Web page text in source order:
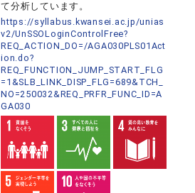
て分析しています。
https://syllabus.kwansei.ac.jp/unias
v2/UnSSOLoginControlFree?
REQ_ACTION_DO=/AGA030PLS01Act
ion.do?
REQ_FUNCTION_JUMP_START_FLG
=1&SLB_LINK_DISP_FLG=689&TCH_
NO=250032&REQ_PRFR_FUNC_ID=A
GA030